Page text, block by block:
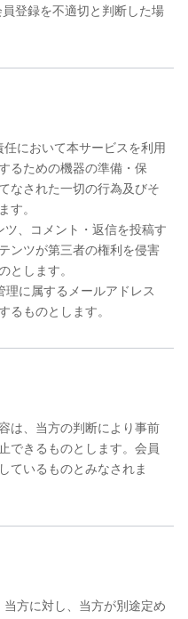
登録を不適切と判断した場
において本サービスを利用
るための機器の準備・保
なされた一切の行為及びそ
す。
、コメント・返信を投稿す
ンツが第三者の権利を侵害
とします。
に属するメールアドレス
るものとします。
は、当方の判断により事前
できるものとします。会員
ているものとみなされま
方に対し、当方が別途定め